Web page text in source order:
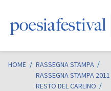
HOME / RASSEGNA STAMPA
RASSEGNA STAMPA 2011
RESTO DEL CARLINO